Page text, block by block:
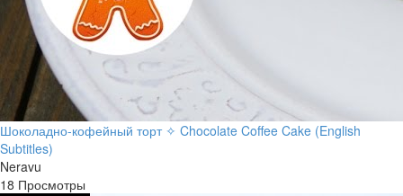
Шоколадно-кофейный торт ✧ Chocolate Coffee Cake (English
Subtitles)
Neravu
18 Просмотры